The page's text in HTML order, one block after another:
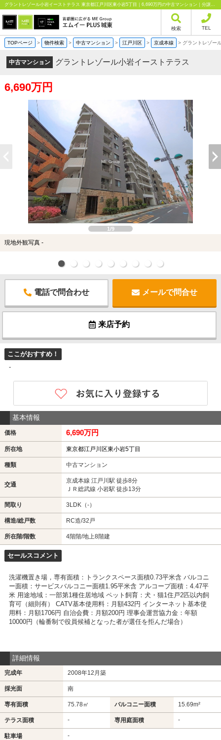
グラントレゾール小岩イーストテラス 東京都江戸川区東小岩5丁目｜6,690万円の中古マンション｜分譲マンション情報｜エムイーPLUS城東株式会社
検索 TEL
TOPページ > 物件検索 > 中古マンション > 江戸川区 > 京成本線 > グラントレゾー
中古マンション グラントレゾール小岩イーストテラス
6,690万円
1/9
現地外観写真 -
電話で問合わせ メールで問合せ
来店予約
ここがおすすめ！
-
基本情報
価格 6,690万円
所在地 東京都江戸川区東小岩5丁目
種類 中古マンション
交通
京成本線 江戸川駅 徒歩8分
ＪＲ総武線 小岩駅 徒歩13分
間取り 3LDK（-）
構造/総戸数 RC造/32戸
所在階/階数 4階階/地上8階建
セールスコメント
洗濯機置き場，専有面積：トランクスペース面積0.73平米含 バルコニ
ー面積：サービスバルコニー面積1.95平米含 アルコープ面積：4.47平
米 用途地域：一部第1種住居地域 ペット飼育：犬・猫1住戸2匹以内飼
育可（細則有） CATV基本使用料：月額432円 インターネット基本使
用料：月額1706円 自治会費：月額200円 理事会運営協力金：年額
10000円（輪番制で役員候補となった者が選任を拒んだ場合）
詳細情報
完成年 2008年12月築
採光面 南
専有面積 75.78㎡ バルコニー面積 15.69m²
テラス面積 - 専用庭面積 -
駐車場 -